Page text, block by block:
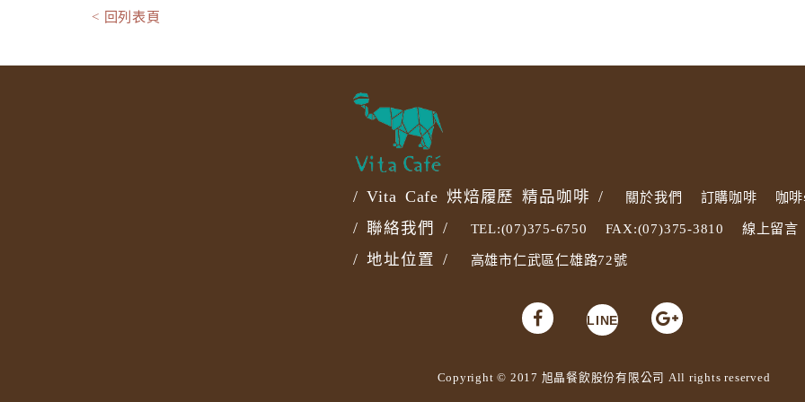
< 回列表頁
/ Vita Cafe 烘焙履歷 精品咖啡 / 關於我們 訂購咖啡 咖
/ 聯絡我們 / TEL:(07)375-6750 FAX:(07)375-3810 線上留言
/ 地址位置 / 高雄市仁武區仁雄路72號
LINE
Copyright © 2017 旭晶餐飲股份有限公司 All rights reserved